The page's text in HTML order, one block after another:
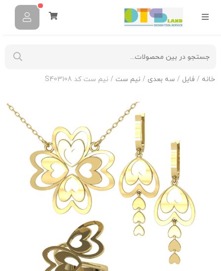
خانه / فایل / سه بعدی / نیم ست / نیم ست کد S403108